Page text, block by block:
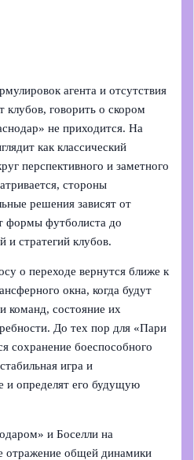
агента и отсутствия
клубов, говорить о скором
не приходится. На
как классический
перспективного и заметного
стороны
решения зависят от
формы футболиста до
и стратегий клубов.
о переходе вернутся ближе к
окна, когда будут
команд, состояние их
До тех пор для «Пари
сохранение боеспособного
игра и
и определят его будущую
и Боселли на
отражение общей динамики